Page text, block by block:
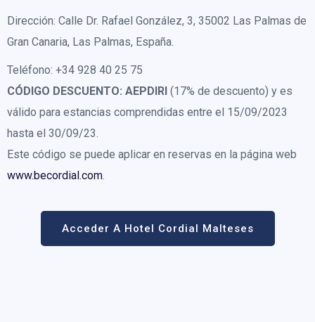
Dirección: Calle Dr. Rafael González, 3, 35002 Las Palmas de
Gran Canaria, Las Palmas, España.
Teléfono: +34 928 40 25 75
CÓDIGO DESCUENTO: AEPDIRI (17% de descuento) y es
válido para estancias comprendidas entre el 15/09/2023
hasta el 30/09/23.
Este código se puede aplicar en reservas en la página web
www.becordial.com
Acceder A Hotel Cordial Malteses